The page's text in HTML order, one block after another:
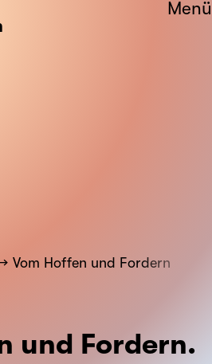
Menü
Vom Hoffen und Fordern
und Fordern.